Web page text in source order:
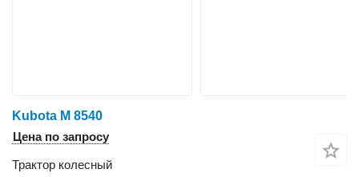
Kubota M 8540
Цена по запросу
Трактор колесный